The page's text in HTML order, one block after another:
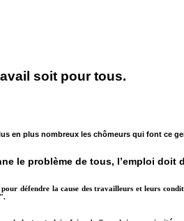
soit pour tous.
en plus nombreux les chômeurs qui font ce
le problème de tous, l’emploi doit
défendre la cause des travailleurs et leurs